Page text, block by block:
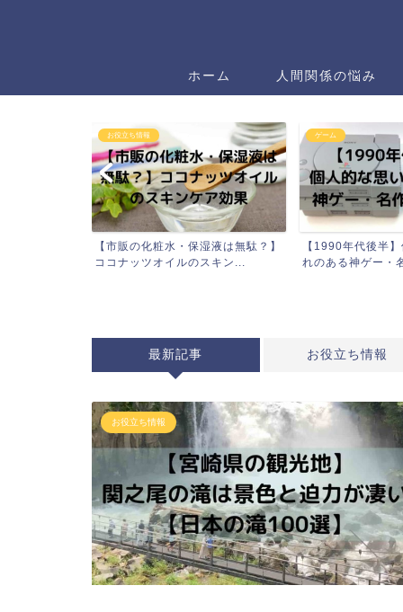
ホーム 人間関係の悩み
粧水・保湿液は無駄？】
オイルのスキン...
【1990年代後半】個人的な思い入
れのある神ゲー・名作ゲ...
学び
集中
【カ
最新記事 お役立ち情報
お役立ち情報